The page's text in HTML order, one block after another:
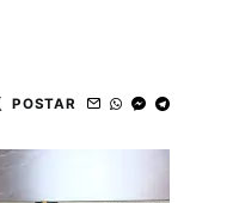
POSTAR